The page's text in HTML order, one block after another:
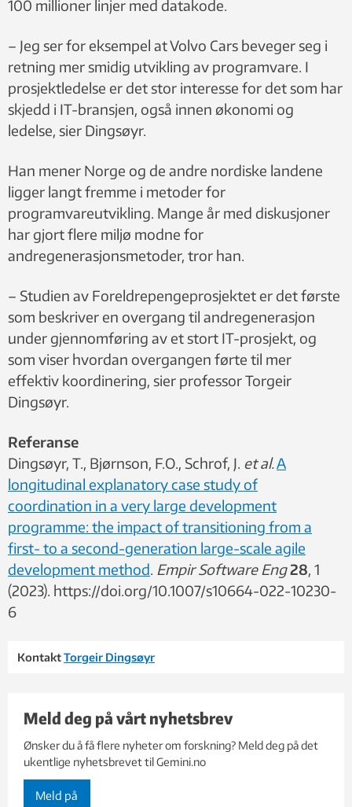
100 millioner linjer med datakode.
– Jeg ser for eksempel at Volvo Cars beveger seg i
retning mer smidig utvikling av programvare. I
prosjektledelse er det stor interesse for det som har
skjedd i IT-bransjen, også innen økonomi og
ledelse, sier Dingsøyr.
Han mener Norge og de andre nordiske landene
ligger langt fremme i metoder for
programvareutvikling. Mange år med diskusjoner
har gjort flere miljø modne for
andregenerasjonsmetoder, tror han.
– Studien av Foreldrepengeprosjektet er det første
som beskriver en overgang til andregenerasjon
under gjennomføring av et stort IT-prosjekt, og
som viser hvordan overgangen førte til mer
effektiv koordinering, sier professor Torgeir
Dingsøyr.
Referanse
Dingsøyr, T., Bjørnson, F.O., Schrof, J. et al. A
longitudinal explanatory case study of
coordination in a very large development
programme: the impact of transitioning from a
first- to a second-generation large-scale agile
development method Empir Software Eng28 , 1
(2023). https://doi.org/10.1007/s10664-022-10230-
6
KontaktTorgeir Dingsøyr
Meld deg på vårt nyhetsbrev
Ønsker du å få flere nyheter om forskning? Meld deg på det
ukentlige nyhetsbrevet til Gemini.no
Meld på